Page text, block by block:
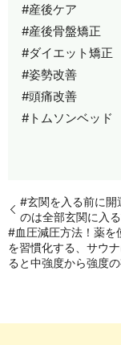
#産後ケア
#産後骨盤矯正
#ダイエット矯正
#姿勢改善
#頭痛改善
#トムソンベッド
#玄関を入る前に開
のは全部玄関に入
#血圧減圧方法！薬を
を習慣化する、サウ
ると中強度から強度